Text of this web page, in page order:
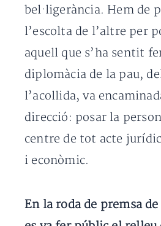
bel·ligerància. Hem de
l’escolta de l’altre per
aquell que s’ha sentit
diplomàcia de la pau,
l’acollida, va
direcció: posar la
centre de tot acte
i econòmic.
En la roda de premsa